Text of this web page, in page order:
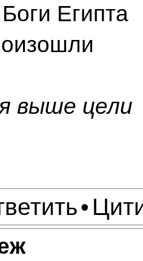
Египта
выше цели
•